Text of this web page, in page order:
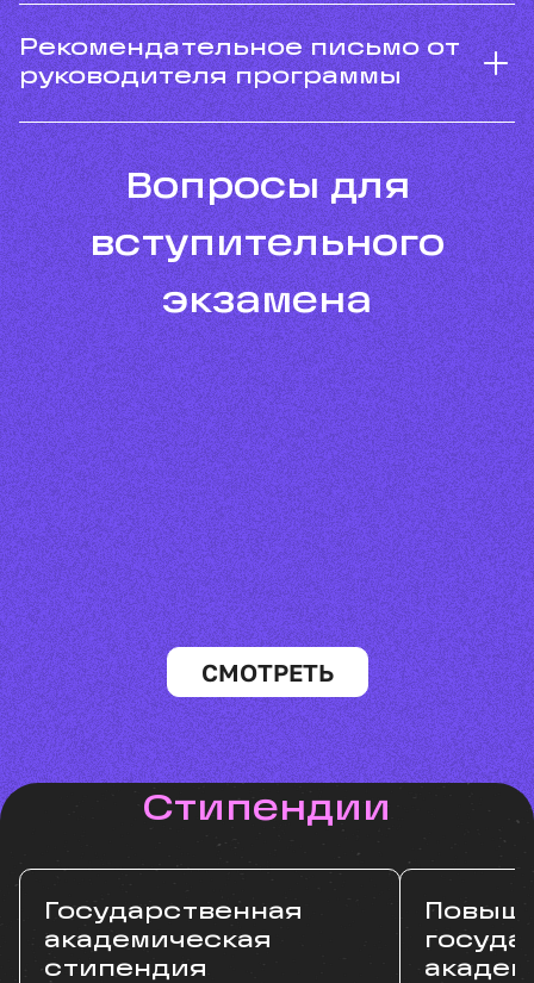
Рекомендательное письмо от
руководителя программы
Вопросы для
вступительного
экзамена
СМОТРЕТЬ
Стипендии
Государственная
академическая
стипендия